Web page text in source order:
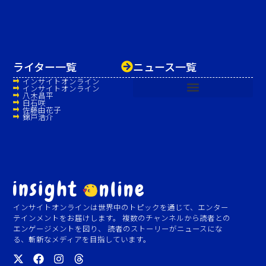
インサイトオンラインは世界中のトピックを通じて、エンター
テインメントをお届けします。 複数のチャンネルから読者との
エンゲージメントを図り、 読者のストーリーがニュースにな
る、斬新なメディアを目指しています。
ニュース一覧
ライター一覧
インサイトオンライン
インサイトオンライン
八木昌平
白石咲
佐藤由花子
錦戸浩介